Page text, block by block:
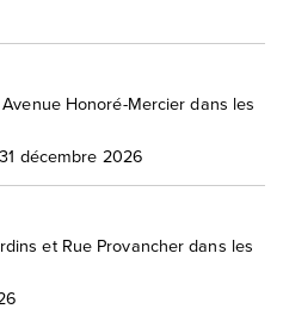
Honoré-Mercier dans les
décembre 2026
et Rue Provancher dans les